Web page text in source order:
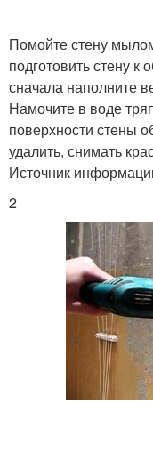
Помойте стену
подготовить стену к
сначала наполните
Намочите в воде
поверхности стены
удалить, снимать
Источник
2